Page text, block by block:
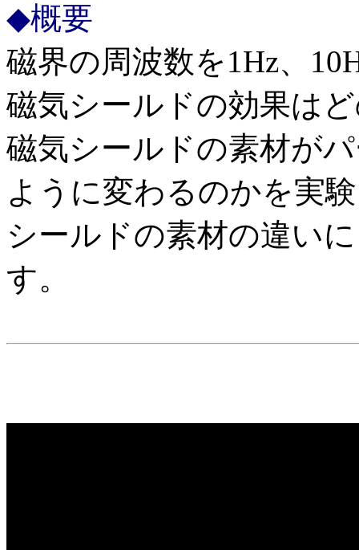
◆概要
磁界の周波数を1Hz、
磁気シールドの効果は
磁気シールドの素材が
ように変わるのかを実
シールドの素材の違い
す。